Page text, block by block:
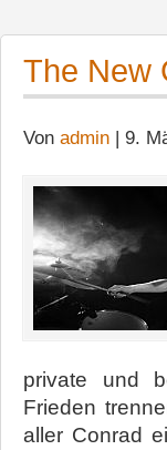
The New
Von admin | 9.
private und
Frieden
aller Conrad